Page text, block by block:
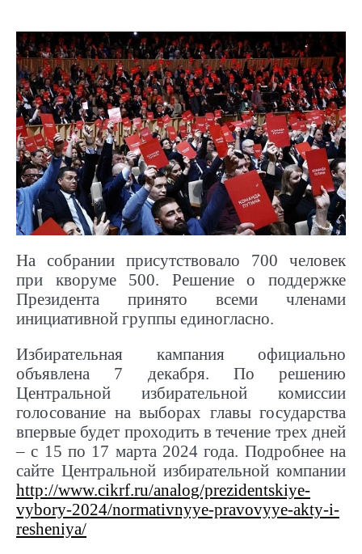
На собрании присутствовало 700 человек
при кворуме 500. Решение о поддержке
Президента принято всеми членами
инициативной группы единогласно.
Избирательная кампания официально
объявлена 7 декабря. По решению
Центральной избирательной комиссии
голосование на выборах главы государства
впервые будет проходить в течение трех дней
– с 15 по 17 марта 2024 года. Подробнее на
сайте Центральной избирательной компании
http://www.cikrf.ru/analog/prezidentskiye-
vybory-2024/normativnyye-pravovyye-akty-i-
resheniya/